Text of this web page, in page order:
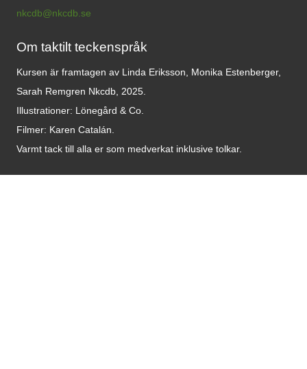
nkcdb@nkcdb.se
Om taktilt teckenspråk
Kursen är framtagen av Linda Eriksson, Monika Estenberger,
Sarah Remgren Nkcdb, 2025.
Illustrationer: Lönegård & Co.
Filmer: Karen Catalán.
Varmt tack till alla er som medverkat inklusive tolkar.